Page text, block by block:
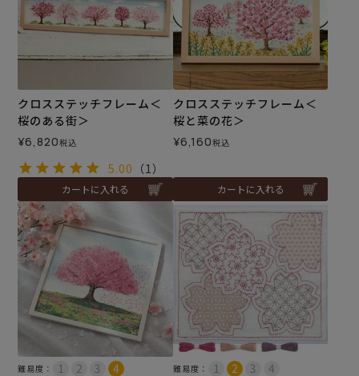
クロスステッチフレーム＜
桜のある街＞
¥6,820税込
5.00 （1）
カートに入れる
クロスステッチフレーム＜
桜と菜の花＞
¥6,160税込
カートに入れる
難易度： 難易度：